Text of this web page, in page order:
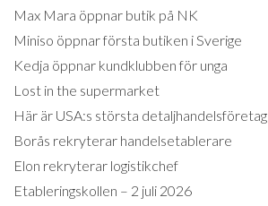
Max Mara öppnar butik på NK
Miniso öppnar första butiken i Sverige
Kedja öppnar kundklubben för unga
Lost in the supermarket
Här är USA:s största detaljhandelsföretag
Borås rekryterar handelsetablerare
Elon rekryterar logistikchef
Etableringskollen – 2 juli 2026